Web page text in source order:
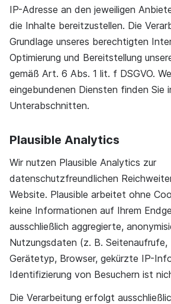
IP-Adresse an den jeweiligen
die Inhalte bereitzustellen. Die
Grundlage unseres berechtigten
Optimierung und Bereitstellung
gemäß Art. 6 Abs. 1 lit. f DSGVO.
eingebundenen Diensten finden Sie
Unterabschnitten.
Plausible Analytics
Wir nutzen Plausible Analytics zur
datenschutzfreundlichen
Website. Plausible arbeitet ohne
keine Informationen auf Ihrem
ausschließlich aggregierte,
Nutzungsdaten (z. B. Seitenaufrufe,
Gerätetyp, Browser, gekürzte IP-
Identifizierung von Besuchern ist
Die Verarbeitung erfolgt